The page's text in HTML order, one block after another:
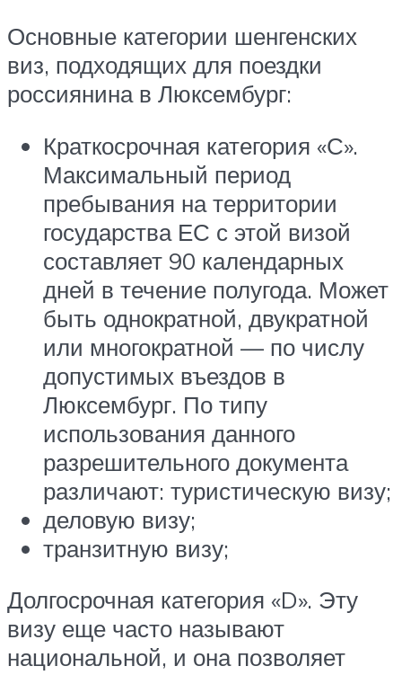
Основные категории шенгенских
виз, подходящих для поездки
россиянина в Люксембург:
Краткосрочная категория «С».
Максимальный период
пребывания на территории
государства ЕС с этой визой
составляет 90 календарных
дней в течение полугода. Может
быть однократной, двукратной
или многократной — по числу
допустимых въездов в
Люксембург. По типу
использования данного
разрешительного документа
различают: туристическую визу;
деловую визу;
транзитную визу;
Долгосрочная категория «D». Эту
визу еще часто называют
национальной, и она позволяет